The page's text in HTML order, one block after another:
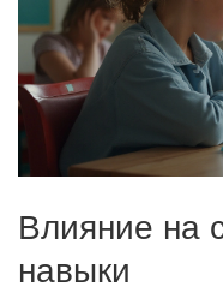
Влияние на
навыки